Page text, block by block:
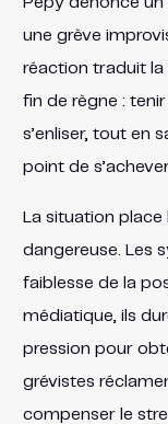
une grève
réaction traduit la
fin de règne :
s’enliser, tout en
point de
La situation place
dangereuse. Les
faiblesse de la
médiatique, ils
pression pour
grévistes
compenser le